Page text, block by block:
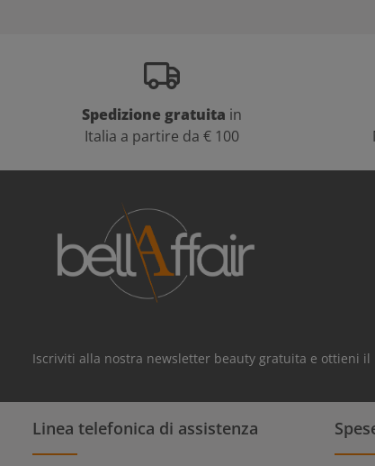
Spedizione gratuita in
Italia a partire da € 100
Iscriviti alla nostra newsletter beauty gratuita e ottieni
Linea telefonica di assistenza